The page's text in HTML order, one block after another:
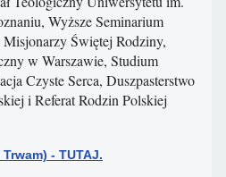
Wyższe Seminarium
Świętej Rodziny,
w Warszawie, Studium
Czyste Serca, Duszpasterstwo
i Referat Rodzin Polskiej
- TUTAJ.